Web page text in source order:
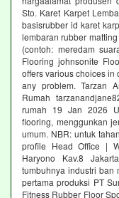
Sto. Karet Karpet
basisrubber id karet
lembaran rubber
(contoh: meredam
Flooring johnsonite
offers various choices in
any problem. Tarzan
Rumah
rumah 19 Jan 2026
flooring, menggunkan
umum. NBR: untuk
profile Head Office |
Haryono Kav.8
tumbuhnya industri ban
pertama produksi PT
Fitness Rubber Floor